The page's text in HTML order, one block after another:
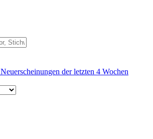
Neuerscheinungen der letzten 4 Wochen